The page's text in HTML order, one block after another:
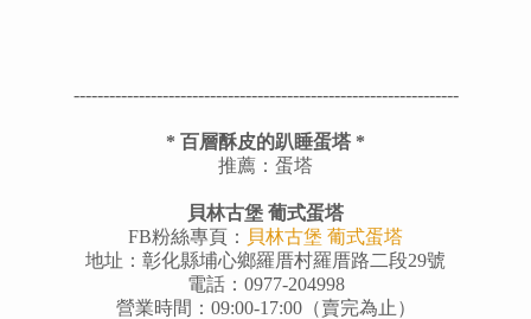
-----------------------------------------------------------------
* 百層酥皮的趴睡蛋塔 *
推薦：蛋塔
貝林古堡 葡式蛋塔
FB粉絲專頁： 貝林古堡 葡式蛋塔
地址：彰化縣埔心鄉羅厝村羅厝路二段29號
電話：0977-204998
營業時間：09:00-17:00（賣完為止）